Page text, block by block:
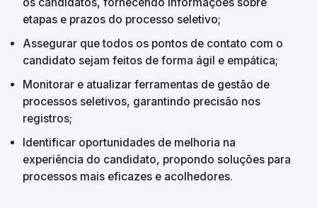
etapas e prazos do processo seletivo;
Assegurar que todos os pontos de contato com o
candidato sejam feitos de forma ágil e empática;
Monitorar e atualizar ferramentas de gestão de
processos seletivos, garantindo precisão nos
registros;
Identificar oportunidades de melhoria na
experiência do candidato, propondo soluções para
processos mais eficazes e acolhedores.